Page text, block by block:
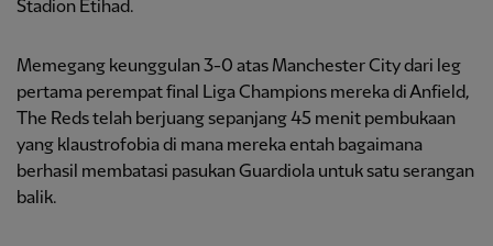
Stadion Etihad.
Memegang keunggulan 3-0 atas Manchester City dari leg
pertama perempat final Liga Champions mereka di Anfield,
The Reds telah berjuang sepanjang 45 menit pembukaan
yang klaustrofobia di mana mereka entah bagaimana
berhasil membatasi pasukan Guardiola untuk satu serangan
balik.